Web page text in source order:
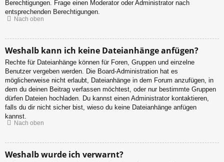
Berechtigungen. Frage einen Moderator oder Administrator nach
entsprechenden Berechtigungen.
Nach oben
Weshalb kann ich keine Dateianhänge anfügen?
Rechte für Dateianhänge können für Foren, Gruppen und einzelne
Benutzer vergeben werden. Die Board-Administration hat es
möglicherweise nicht erlaubt, Dateianhänge in dem Forum anzufügen, in
dem du deinen Beitrag verfassen möchtest, oder nur bestimmte Gruppen
dürfen Dateien hochladen. Du kannst einen Administrator kontaktieren,
falls du dir nicht sicher bist, wieso du keine Dateianhänge anfügen
kannst.
Nach oben
Weshalb wurde ich verwarnt?